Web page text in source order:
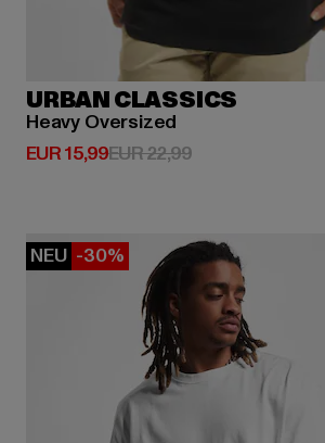
URBAN CLASSICS
Heavy Oversized
EUR 15,99
Derzeitiger Preis: EUR 15,99
EUR 22,99Aktionspreis:
NEU -30%